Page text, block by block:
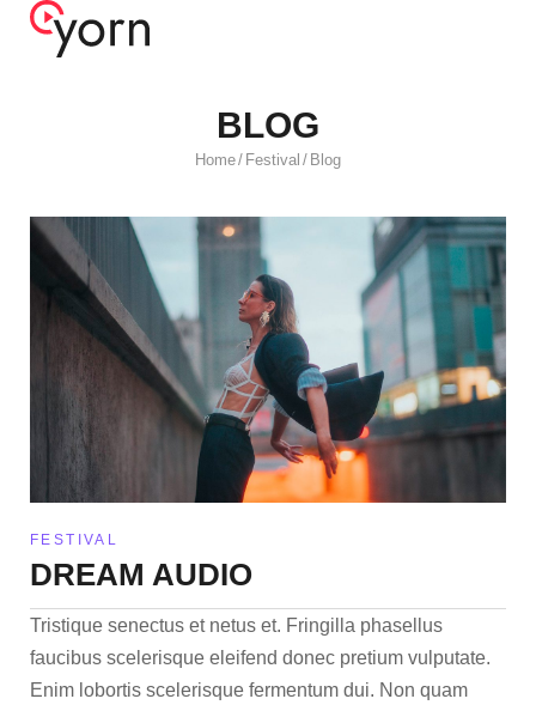
BLOG
Home/ Festival / Blog
FESTIVAL
DREAM AUDIO
Tristique senectus et netus et. Fringilla phasellus
faucibus scelerisque eleifend donec pretium vulputate.
Enim lobortis scelerisque fermentum dui. Non quam